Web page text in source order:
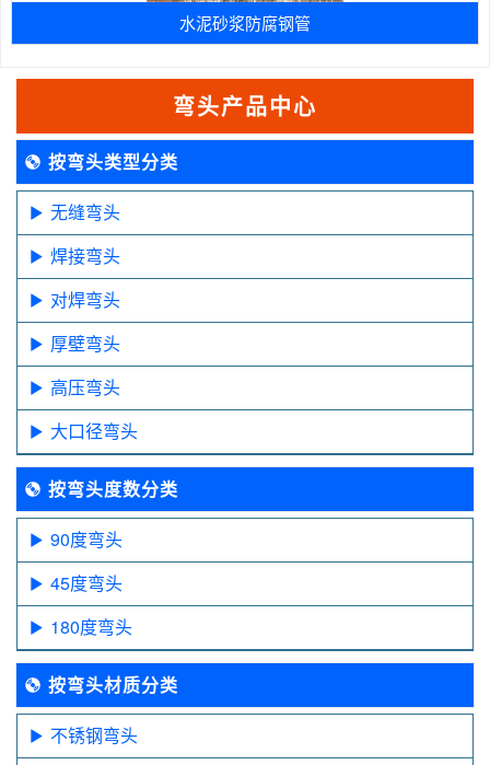
水泥砂浆防腐钢管
弯头产品中心
按弯头类型分类
无缝弯头
焊接弯头
对焊弯头
厚壁弯头
高压弯头
大口径弯头
按弯头度数分类
90度弯头
45度弯头
180度弯头
按弯头材质分类
不锈钢弯头